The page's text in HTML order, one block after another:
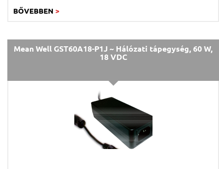
BŐVEBBEN >
Mean Well GST60A18-P1J ~ Hálózati tápegység, 60 W,
18 VDC